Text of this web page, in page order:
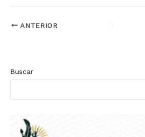
ANTERIOR
Buscar